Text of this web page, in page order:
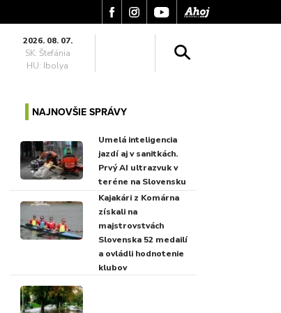
2026. 08. 07.
SK: Štefánia
HU: Ibolya
NAJNOVŠIE SPRÁVY
Umelá inteligencia
jazdí aj v sanitkách.
Prvý AI ultrazvuk v
teréne na Slovensku
Kajakári z Komárna
získali na
majstrovstvách
Slovenska 52 medailí
a ovládli hodnotenie
klubov